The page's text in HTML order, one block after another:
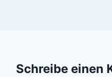
Schreibe einen